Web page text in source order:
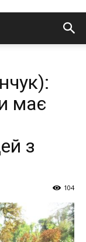
має
з
104